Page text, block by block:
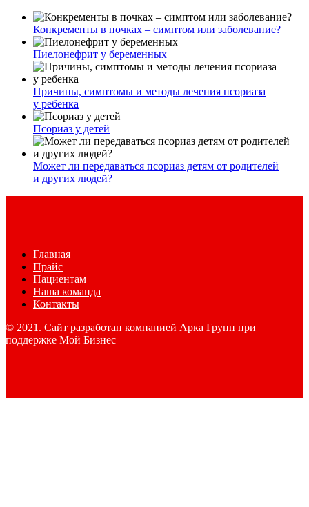
Конкременты в почках – симптом или заболевание?
Пиелонефрит у беременных
Причины, симптомы и методы лечения псориаза
у ребенка
Псориаз у детей
Может ли передаваться псориаз детям от родителей
и других людей?
Главная
Прайс
Пациентам
Наша команда
Контакты
© 2021. Сайт разработан компанией Арка Групп при
поддержке Мой Бизнес